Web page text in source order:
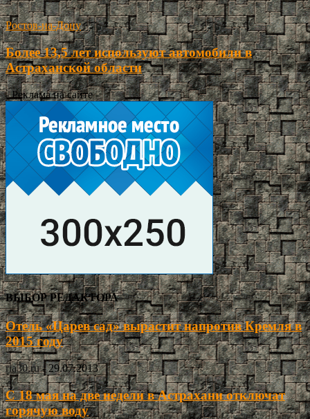
Ростов-на-Дону
Более 13,5 лет используют автомобили в
Астраханской области
- Реклама на сайте -
ВЫБОР РЕДАКТОРА
Отель «Царев сад» вырастит напротив Кремля в
2015 году
ria30.ru - 29.07.2013
С 18 мая на две недели в Астрахани отключат
горячую воду